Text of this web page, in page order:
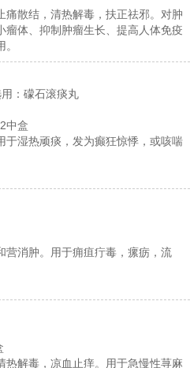
痛散结，清热解毒，扶正祛邪。对肿
瘤体、抑制肿瘤生长、提高人体免疫
：礞石滚痰丸
中盒
于湿热顽痰，发为癫狂惊悸，或咳喘
营消肿。用于痈疽疔毒，瘰疬，流
热解毒，凉血止痒。用于急慢性荨麻